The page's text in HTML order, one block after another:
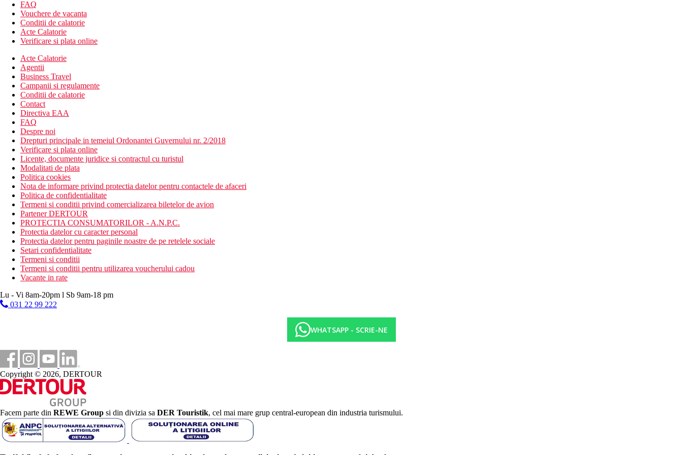
bar langa piscina
piscina (sezlonguri, umbrele si prosoape gratuite)
wi-fi (gratuit)
plaja lunga cu nisip, cu intrare treptata
cca 650 m de hotel
sezlonguri cu umbrele contra cost
Activitati sportive contra cost
sporturi nautice pe plaja
Mese
Mic dejun
Bufet mic dejun
Categoria oficiala
4 stele
Nota
In Grecia, trebuie sa achiti o taxa turistica in functie de categoria hotelului. Taxa nu este inclusa in pretul turului si trebuie platita de catre client direct la receptia hotelului.
Taxa turistica
Distanţe
700 m
Centrul orasului
100 m
Magazine
Distanta de cel mai apropiat aeroport
Plaja
Sezlonguri pe plaja contra cost
Umbrele pe plaja contra cost
Vacanta la plaja
Piscine
FAQ
Vouchere de vacanta
Conditii de calatorie
Acte Calatorie
Verificare si plata online
Acte Calatorie
Agentii
Business Travel
Campanii si regulamente
Conditii de calatorie
Contact
Directiva EAA
FAQ
Despre noi
Drepturi principale in temeiul Ordonantei Guvernului nr. 2/2018
Verificare si plata online
Licente, documente juridice si contractul cu turistul
Modalitati de plata
Politica cookies
Nota de informare privind protectia datelor pentru contactele de afaceri
Politica de confidentialitate
Termeni si conditii privind comercializarea biletelor de avion
Partener DERTOUR
PROTECTIA CONSUMATORILOR - A.N.P.C.
Protectia datelor cu caracter personal
Protectia datelor pentru paginile noastre de pe retelele sociale
Setari confidentialitate
Termeni si conditii
Termeni si conditii pentru utilizarea voucherului cadou
Vacante in rate
Lu - Vi 8am-20pm l Sb 9am-18 pm
031 22 99 222
WHATSAPP - SCRIE-NE
Copyright © 2026, DERTOUR
Facem parte din REWE Group si din divizia sa DER Touristik, cel mai mare grup central-european din industria turismului.